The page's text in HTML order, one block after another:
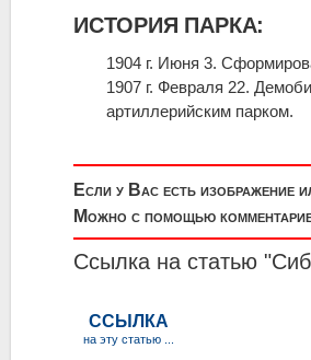
ИСТОРИЯ ПАРКА:
1904 г. Июня 3.
1907 г. Февраля 22.
артиллерийским парком.
Если у Вас есть изображение
Можно с помощью
Ссылка на статью